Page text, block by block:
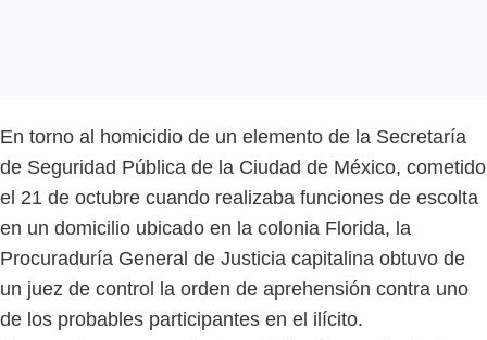
En torno al homicidio de un elemento de la Secretaría
de Seguridad Pública de la Ciudad de México, cometido
el 21 de octubre cuando realizaba funciones de escolta
en un domicilio ubicado en la colonia Florida, la
Procuraduría General de Justicia capitalina obtuvo de
un juez de control la orden de aprehensión contra uno
de los probables participantes en el ilícito.